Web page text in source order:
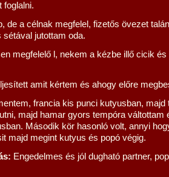
foglalni.
de a célnak megfelel, fizetős övezet
jutottam oda.
megfelelő l, nekem a kézbe illő cicik és
amit kértem és ahogy előre
francia kis punci kutyusban, majd
majd hamar gyors tempóra váltottam
Második kör hasonló volt, annyi
majd megint kutyus és popó végig.
Engedelmes és jól dugható partner,